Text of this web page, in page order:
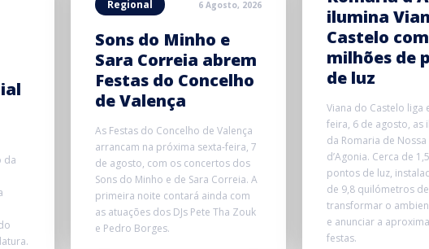
da
Regional 6 Agosto, 2026
Sons do Minho e
Sara Correia abrem
Festas do Concelho
de Valença
As Festas do Concelho de Valença
arrancam na próxima sexta-feira, 7
de agosto, com os concertos dos
Sons do Minho e de Sara Correia. A
primeira noite contará ainda com
as atuações dos DJs Pete Tha Zouk
e Pedro Borges.
ilumina
Castelo
milhões de
de luz
Viana do Castelo liga
feira, 6 de agosto, as
da Romaria de Nossa
d’Agonia. Cerca de
pontos de luz,
de 9,8 quilómetros
transformar o
e anunciar a
festas.